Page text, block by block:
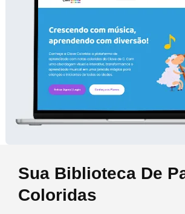
Sua Biblioteca De
Coloridas